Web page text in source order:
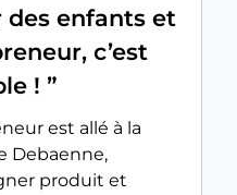
des enfants et
c’est
! ”
est allé à la
Debaenne,
produit et